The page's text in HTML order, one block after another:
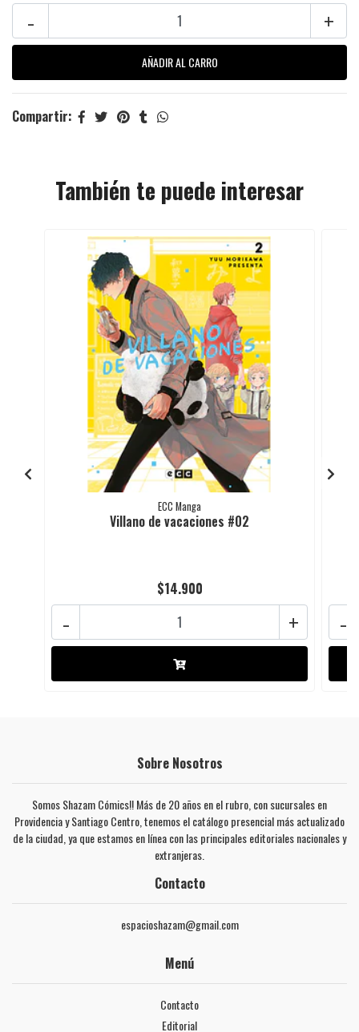
+
-
Compartir:
También te puede interesar
ECC Manga
Villano de vacaciones #02
$14.900
+
- -
Sobre Nosotros
Somos Shazam Cómics!! Más de 20 años en el rubro, con sucursales en
Providencia y Santiago Centro, tenemos el catálogo presencial más actualizado
de la ciudad, ya que estamos en línea con las principales editoriales nacionales y
extranjeras.
Contacto
espacioshazam@gmail.com
Menú
Contacto
Editorial